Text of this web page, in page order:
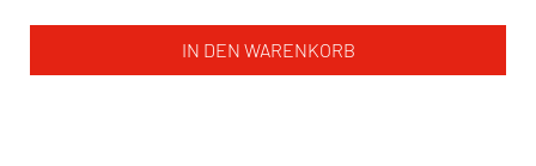
IN DEN WARENKORB